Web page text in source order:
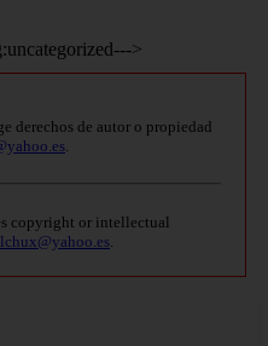
>
derechos de autor o propiedad
copyright or intellectual